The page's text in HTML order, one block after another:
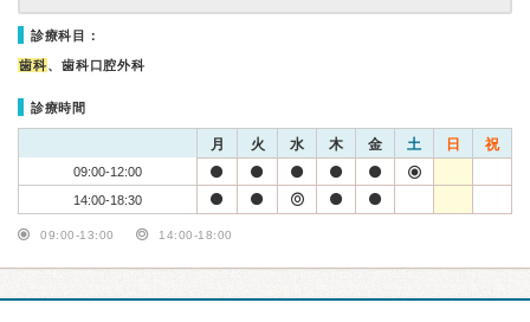
診療科目：
歯科、歯科口腔外科
診療時間
月 火 水 木 金 土 日 祝
09:00-12:00
14:00-18:30
09:00-13:00 14:00-18:00